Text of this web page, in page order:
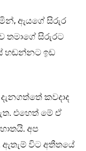
ඇයගේ සිරුර
තමාගේ සිරුරට
හඬන්නට ඉඩ
කවදාද
එහෙත් මේ ඒ
අප
විට අතීතයේ